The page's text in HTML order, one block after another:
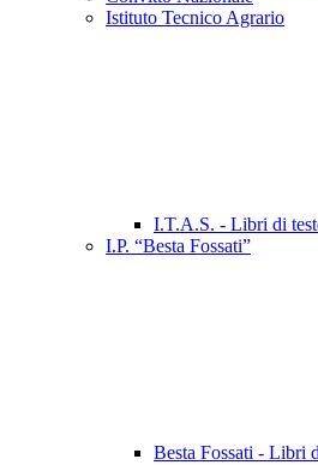
Istituto Tecnico Agrario
I.T.A.S. - Libri di
I.P. “Besta Fossati”
Besta Fossati - Libri